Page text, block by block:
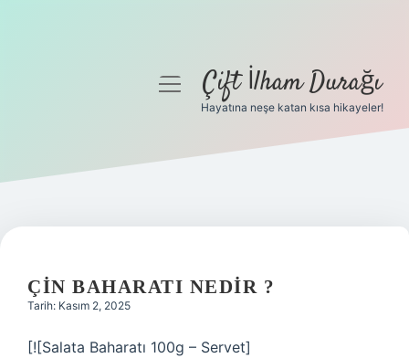
Gizlilik Politikası
Yasal Uyarı
menüyüÇift İlham Durağı
Hayatına neşe katan kısa hikayeler!
ÇIN BAHARATI NEDIR ?
Tarih: Kasım 2, 2025
[![Salata Baharatı 100g – Servet]